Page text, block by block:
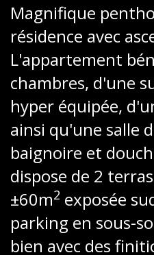
Magnifique
résidence avec
L'appartement
chambres, d'une
hyper équipée,
ainsi qu'une salle
baignoire et
dispose de 2
±60m2 exposée
parking en sous-
bien avec des